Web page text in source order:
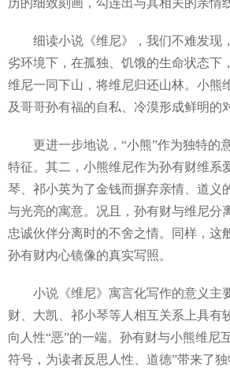
历的细致刻画，勾连出与其相关的亲情
细读小说《维尼》，我们不难发现，
劣环境下，在孤独、饥饿的生命状态下
维尼一同下山，将维尼归还山林。小熊
及哥哥孙有福的自私、冷漠形成鲜明的
更进一步地说，“小熊”作为独特的意
特征。其二，小熊维尼作为孙有财维系
琴、祁小英为了金钱而摒弃亲情、道义
与光亮的寓意。况且，孙有财与维尼
忠诚伙伴分离时的不舍之情。同样，
孙有财内心镜像的真实写照。
小说《维尼》寓言化写作的意义主要
财、大凯、祁小琴等人相互关系上具有
向人性“恶”的一端。孙有财与小熊维
符号，为读者反思人性、道德”带来了